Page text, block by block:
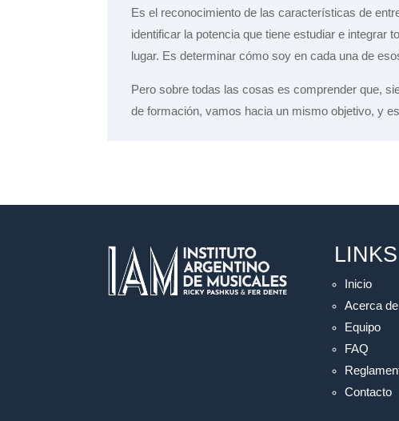
Es el reconocimiento de las características de
identificar la potencia que tiene estudiar e integrar
lugar. Es determinar cómo soy en cada una de
Pero sobre todas las cosas es comprender que,
de formación, vamos hacia un mismo objetivo, y
LINKS
Inicio
Acerca
Equipo
FAQ
Contacto